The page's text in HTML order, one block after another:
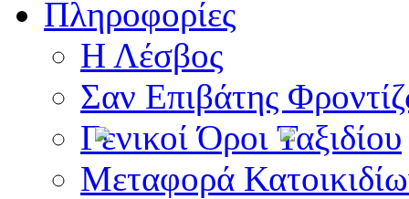
Πληροφορίες
Η Λέσβος
Σαν Επιβάτης
Γενικοί Όροι Ταξιδίου
Μεταφορά